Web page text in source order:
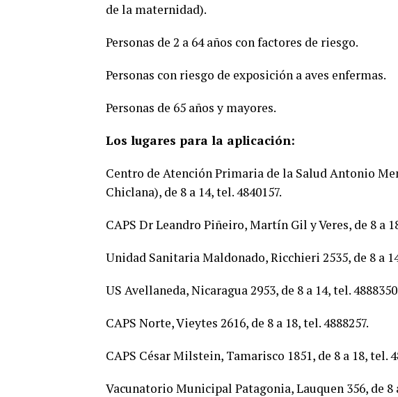
de la maternidad).
Personas de 2 a 64 años con factores de riesgo.
Personas con riesgo de exposición a aves enfermas.
Personas de 65 años y mayores.
Los lugares para la aplicación:
Centro de Atención Primaria de la Salud Antonio
Chiclana), de 8 a 14, tel. 4840157.
CAPS Dr Leandro Piñeiro, Martín Gil y Veres, de 8 a
Unidad Sanitaria Maldonado, Ricchieri 2535, de 8 a
US Avellaneda, Nicaragua 2953, de 8 a 14, tel.
CAPS Norte, Vieytes 2616, de 8 a 18, tel. 4888257.
CAPS César Milstein, Tamarisco 1851, de 8 a 18, tel.
Vacunatorio Municipal Patagonia, Lauquen 356, de 8